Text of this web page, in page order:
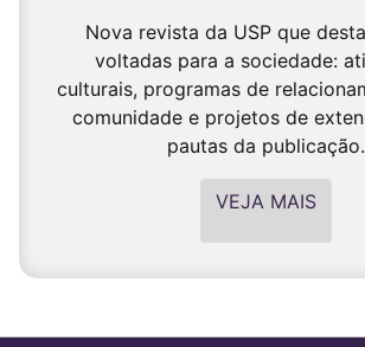
Nova revista da USP que
voltadas para a sociedade:
culturais, programas de
comunidade e projetos de
pautas da publicação.
VEJA MAIS